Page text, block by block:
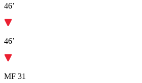
46’
46’
MF 31